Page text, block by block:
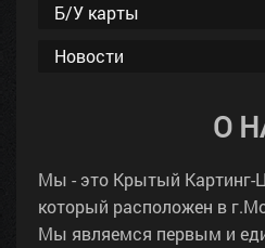
Б/У карты
Новости
О
Мы - это Крытый Картинг-
который расположен в
Мы являемся первым и